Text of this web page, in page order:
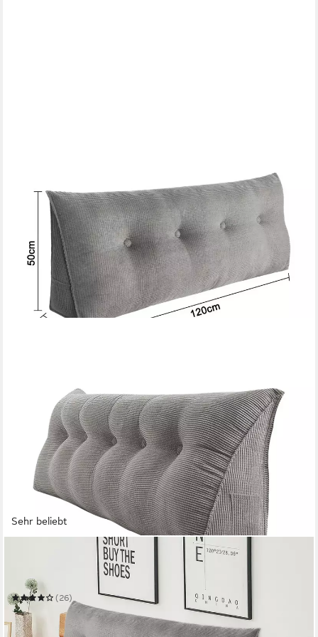
Sehr beliebt
Rückenkissen Keilkissen mit waschbarem Bezug,
Rückenstützkissen
(26)
ab 39,99 € UVP 136,00 €
-71%